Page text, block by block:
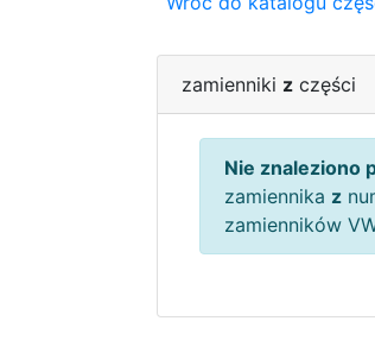
zamienniki z części
Nie znaleziono
zamiennika z
zamienników